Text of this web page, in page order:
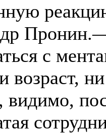
с
возраст,
видимо,